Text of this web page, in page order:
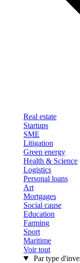
Real estate
Startups
SME
Litigation
Green energy
Health & Science
Logistics
Personal loans
Art
Mortgages
Social cause
Education
Farming
Sport
Maritime
Voir tout
Par type